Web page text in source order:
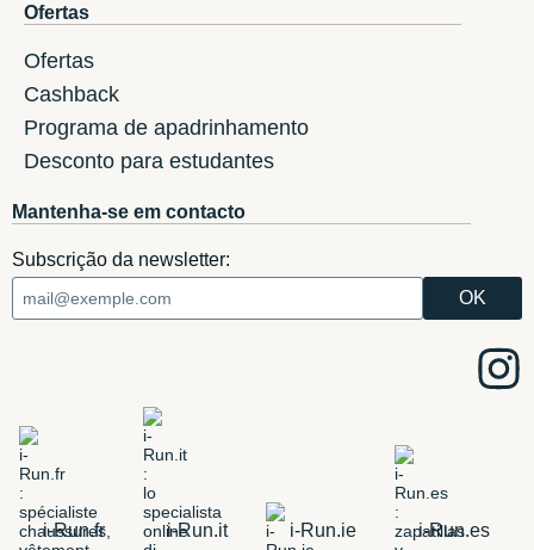
Ofertas
Ofertas
Cashback
Programa de apadrinhamento
Desconto para estudantes
Mantenha-se em contacto
Subscrição da newsletter:
i-Run.fr i-Run.it i-Run.ie i-Run.es